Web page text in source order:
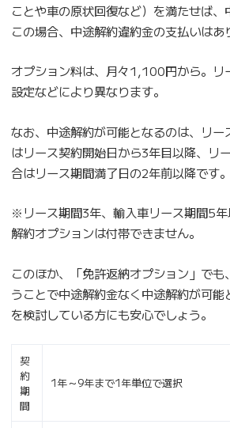
ことや車の原状回復など）を満たせば、
この場合、中途解約違約金の支払いはあ
オプション料は、月々1,100円から。リ
設定などにより異なります。
なお、中途解約が可能となるのは、リ
はリース契約開始日から3年目以降、リ
合はリース期間満了日の2年前以降です。
※リース期間3年、輸入車リース期間5
解約オプションは付帯できません。
このほか、「免許返納オプション」で
うことで中途解約金なく中途解約が可
を検討している方にも安心でしょう。
契
約
期
間
1年～9年まで1年単位で選択